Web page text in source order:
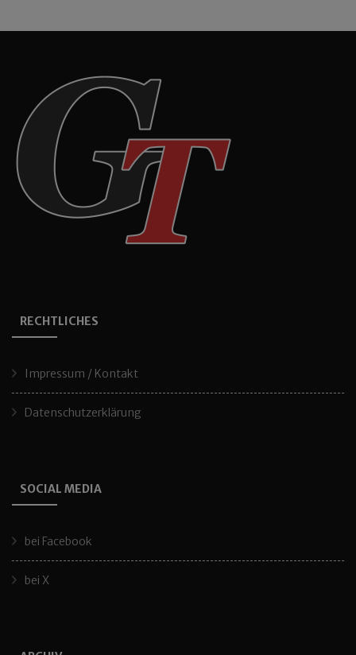
RECHTLICHES
Impressum / Kontakt
Datenschutzerklärung
SOCIAL MEDIA
bei Facebook
bei X